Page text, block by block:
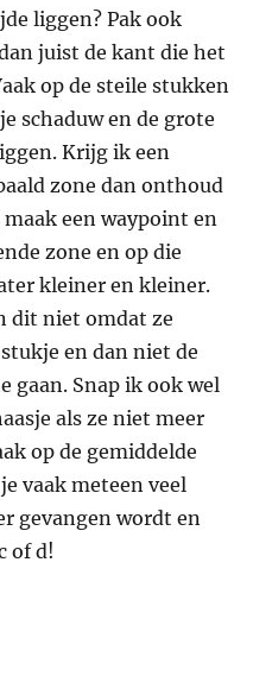
liggen? Pak ook
juist de kant die het
op de steile stukken
schaduw en de grote
Krijg ik een
zone dan onthoud
een waypoint en
zone en op die
kleiner en kleiner.
dit niet omdat ze
en dan niet de
gaan. Snap ik ook wel
als ze niet meer
op de gemiddelde
vaak meteen veel
gevangen wordt en
of d!